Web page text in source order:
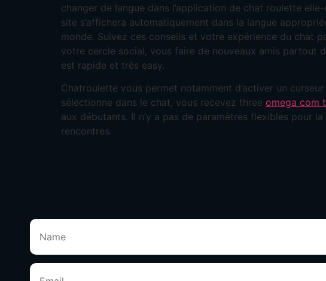
changer de langue dans l’application de chat roulette
site s’affichera automatiquement dans la langue
monde. Suivez ces conseils et votre expérience du chat
votre cercle social, vous faire de nouveaux amis partout
est rapide et très easy.
Chatroulette vous permet notamment d’activer un
sélectionne dans le chat, vous recevez three omega com
aux débutants. Il n’y a pas de paramètres flexibles pour
rencontres.